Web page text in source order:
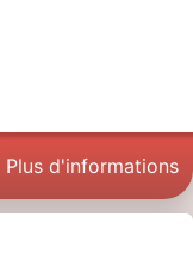
Plus d'informations